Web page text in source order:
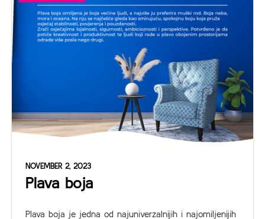
NOVEMBER 2, 2023
Plava boja
Plava boja je jedna od najuniverzalnijih i najomiljenijih